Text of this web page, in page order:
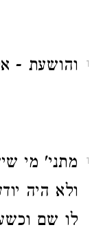
1 והושעת -
1
מתני' מי
ולא היה
לו שם